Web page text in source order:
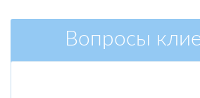
Вопросы